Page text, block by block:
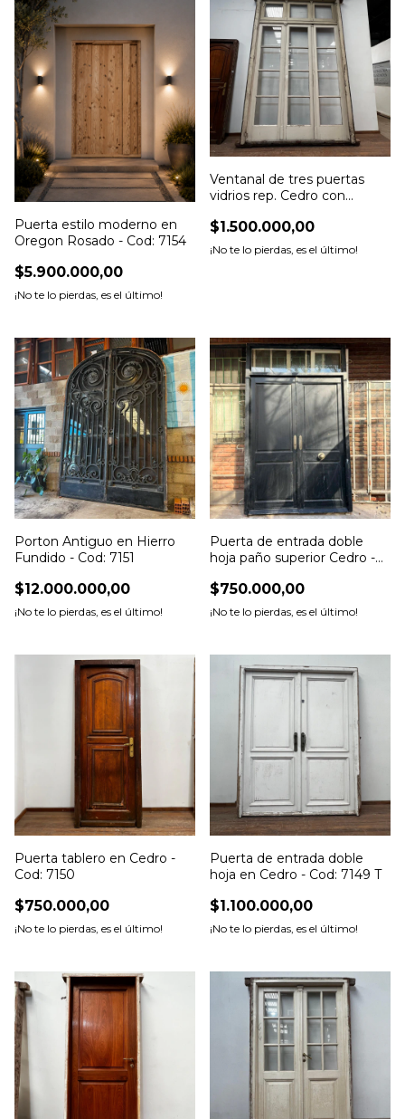
Puerta estilo moderno en
Oregon Rosado - Cod: 7154
$5.900.000,00
¡No te lo pierdas, es el último!
Ventanal de tres puertas
vidrios rep. Cedro con
$1.500.000,00
¡No te lo pierdas, es el último!
Porton Antiguo en Hierro
Fundido - Cod: 7151
$12.000.000,00
¡No te lo pierdas, es el último!
Puerta de entrada doble
hoja paño superior Cedro -
$750.000,00
¡No te lo pierdas, es el último!
Puerta tablero en Cedro -
Cod: 7150
$750.000,00
¡No te lo pierdas, es el último!
Puerta de entrada doble
hoja en Cedro - Cod: 7149 T
$1.100.000,00
¡No te lo pierdas, es el último!